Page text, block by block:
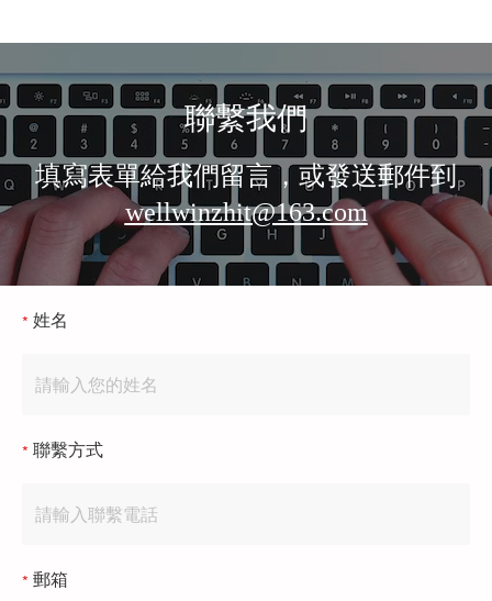
聯繫我們
填寫表單給我們留言，或發送郵件到
wellwinzhit@163.com
姓名
聯繫方式
郵箱